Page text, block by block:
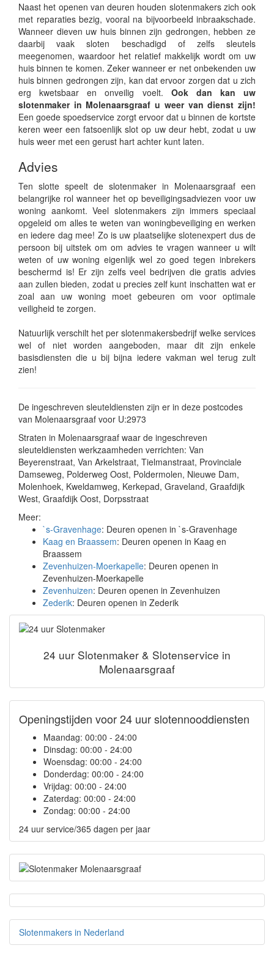
Naast het openen van deuren houden slotenmakers zich ook
met reparaties bezig, vooral na bijvoorbeeld inbraakschade.
Wanneer dieven uw huis binnen zijn gedrongen, hebben ze
daarbij vaak sloten beschadigd of zelfs sleutels
meegenomen, waardoor het relatief makkelijk wordt om uw
huis binnen te komen. Zeker wanneer er net onbekenden uw
huis binnen gedrongen zijn, kan dat ervoor zorgen dat u zich
erg kwetsbaar en onveilig voelt. Ook dan kan uw
slotenmaker in Molenaarsgraaf u weer van dienst zijn!
Een goede spoedservice zorgt ervoor dat u binnen de kortste
keren weer een fatsoenlijk slot op uw deur hebt, zodat u uw
huis weer met een gerust hart achter kunt laten.
Advies
Ten slotte speelt de slotenmaker in Molenaarsgraaf een
belangrijke rol wanneer het op beveiligingsadviezen voor uw
woning aankomt. Veel slotenmakers zijn immers speciaal
opgeleid om alles te weten van woningbeveiliging en werken
en iedere dag mee! Zo is uw plaatselijke slotenexpert dus de
persoon bij uitstek om om advies te vragen wanneer u wilt
weten of uw woning eigenlijk wel zo goed tegen inbrekers
beschermd is! Er zijn zelfs veel bedrijven die gratis advies
aan zullen bieden, zodat u precies zelf kunt inschatten wat er
zoal aan uw woning moet gebeuren om voor optimale
veiligheid te zorgen.
Natuurlijk verschilt het per slotenmakersbedrijf welke services
wel of niet worden aangeboden, maar dit zijn enkele
basisdiensten die u bij bijna iedere vakman wel terug zult
zien!
De ingeschreven sleuteldiensten zijn er in deze postcodes
van Molenaarsgraaf voor U:2973
Straten in Molenaarsgraaf waar de ingeschreven
sleuteldiensten werkzaamheden verrichten: Van
Beyerenstraat, Van Arkelstraat, Tielmanstraat, Provinciale
Damseweg, Polderweg Oost, Poldermolen, Nieuwe Dam,
Molenhoek, Kweldamweg, Kerkepad, Graveland, Graafdijk
West, Graafdijk Oost, Dorpsstraat
Meer:
`s-Gravenhage: Deuren openen in `s-Gravenhage
Kaag en Braassem: Deuren openen in Kaag en
Braassem
Zevenhuizen-Moerkapelle: Deuren openen in
Zevenhuizen-Moerkapelle
Zevenhuizen: Deuren openen in Zevenhuizen
Zederik: Deuren openen in Zederik
24 uur Slotenmaker & Slotenservice in
Molenaarsgraaf
Openingstijden voor 24 uur slotennooddiensten
Maandag: 00:00 - 24:00
Dinsdag: 00:00 - 24:00
Woensdag: 00:00 - 24:00
Donderdag: 00:00 - 24:00
Vrijdag: 00:00 - 24:00
Zaterdag: 00:00 - 24:00
Zondag: 00:00 - 24:00
24 uur service/365 dagen per jaar
Slotenmakers in Nederland